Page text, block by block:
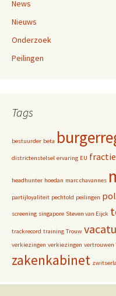
News
Nieuws
Onderzoek
Peilingen
Tags
bestuurder beta
districtenstelsel ervaring EU
headhunter hoedan marc chavannes
partijloyaliteit pechtold peilingen
screening singapore Steven van Eijck
trackrecord training Trouw
verkiezingen verkiezingen vertrouwen
zakenkabinet